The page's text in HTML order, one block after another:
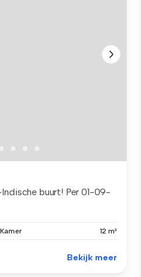
buurt! Per 01-09-
Kamer 12 m²
Bekijk meer